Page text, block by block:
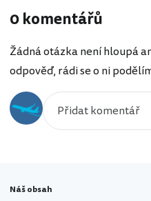
0 komentářů
Žádná otázka není hloupá
odpověď, rádi se o ni
Náš obsah